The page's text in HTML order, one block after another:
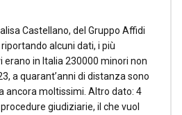
Castellano, del Gruppo Affidi
alcuni dati, i più
erano in Italia 230000 minori non
a quarant’anni di distanza sono
ancora moltissimi. Altro dato: 4
giudiziarie, il che vuol